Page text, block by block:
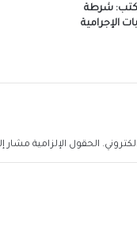
يكتب: شرطة
الإجرامية
الحقول الإلزامية مشار